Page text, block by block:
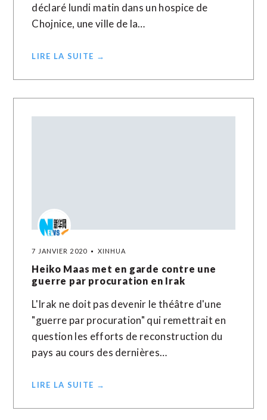
déclaré lundi matin dans un hospice de
Chojnice, une ville de la…
LIRE LA SUITE →
7 JANVIER 2020 XINHUA
Heiko Maas met en garde contre une
guerre par procuration en Irak
L'Irak ne doit pas devenir le théâtre d'une
"guerre par procuration" qui remettrait en
question les efforts de reconstruction du
pays au cours des dernières…
LIRE LA SUITE →